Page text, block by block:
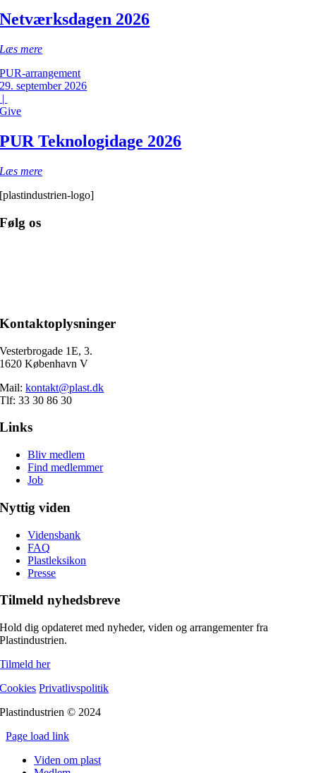
Netværksdagen 2026
Læs mere
PUR-arrangement
29. september 2026
|
Give
PUR Teknologidage 2026
Læs mere
[plastindustrien-logo]
Følg os
Kontaktoplysninger
Vesterbrogade 1E, 3.
1620 København V
Mail:kontakt@plast.dk
Tlf: 33 30 86 30
Links
Bliv medlem
Find medlemmer
Job
Nyttig viden
Vidensbank
FAQ
Plastleksikon
Presse
Tilmeld nyhedsbreve
Hold dig opdateret med nyheder, viden og arrangementer fra
Plastindustrien.
Tilmeld her
Cookies Privatlivspolitik
Plastindustrien © 2024
Page load link
Viden om plast